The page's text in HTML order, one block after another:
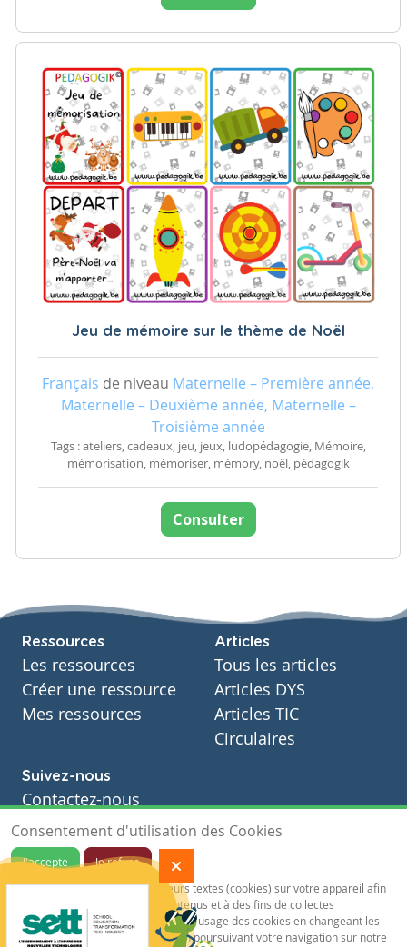
Jeu de mémoire sur le thème de Noël
Français de niveau Maternelle – Première année,
Maternelle – Deuxième année, Maternelle –
Troisième année
Tags : ateliers, cadeaux, jeu, jeux, ludopédagogie, Mémoire,
mémorisation, mémoriser, mémory, noël, pédagogik
Consulter
Ressources
Les ressources
Créer une ressource
Mes ressources
Articles
Tous les articles
Articles DYS
Articles TIC
Circulaires
Suivez-nous
Contactez-nous
Soutien scolaire
Notre page Facebook
S'inscrire à notre newsletter
Consentement d'utilisation des Cookies
J'accepte
Je refuse
Notre site sauvegarde des traceurs textes (cookies) sur votre appareil afin
de vous garantir de meilleurs contenus et à des fins de collectes
statistiques.Vous pouvez désactiver l'usage des cookies en changeant les
paramètres de votre navigateur. En poursuivant votre navigation sur notre